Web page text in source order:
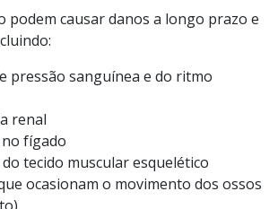
podem causar danos a longo prazo e
pressão sanguínea e do ritmo
renal
fígado
tecido muscular esquelético
ocasionam o movimento dos ossos